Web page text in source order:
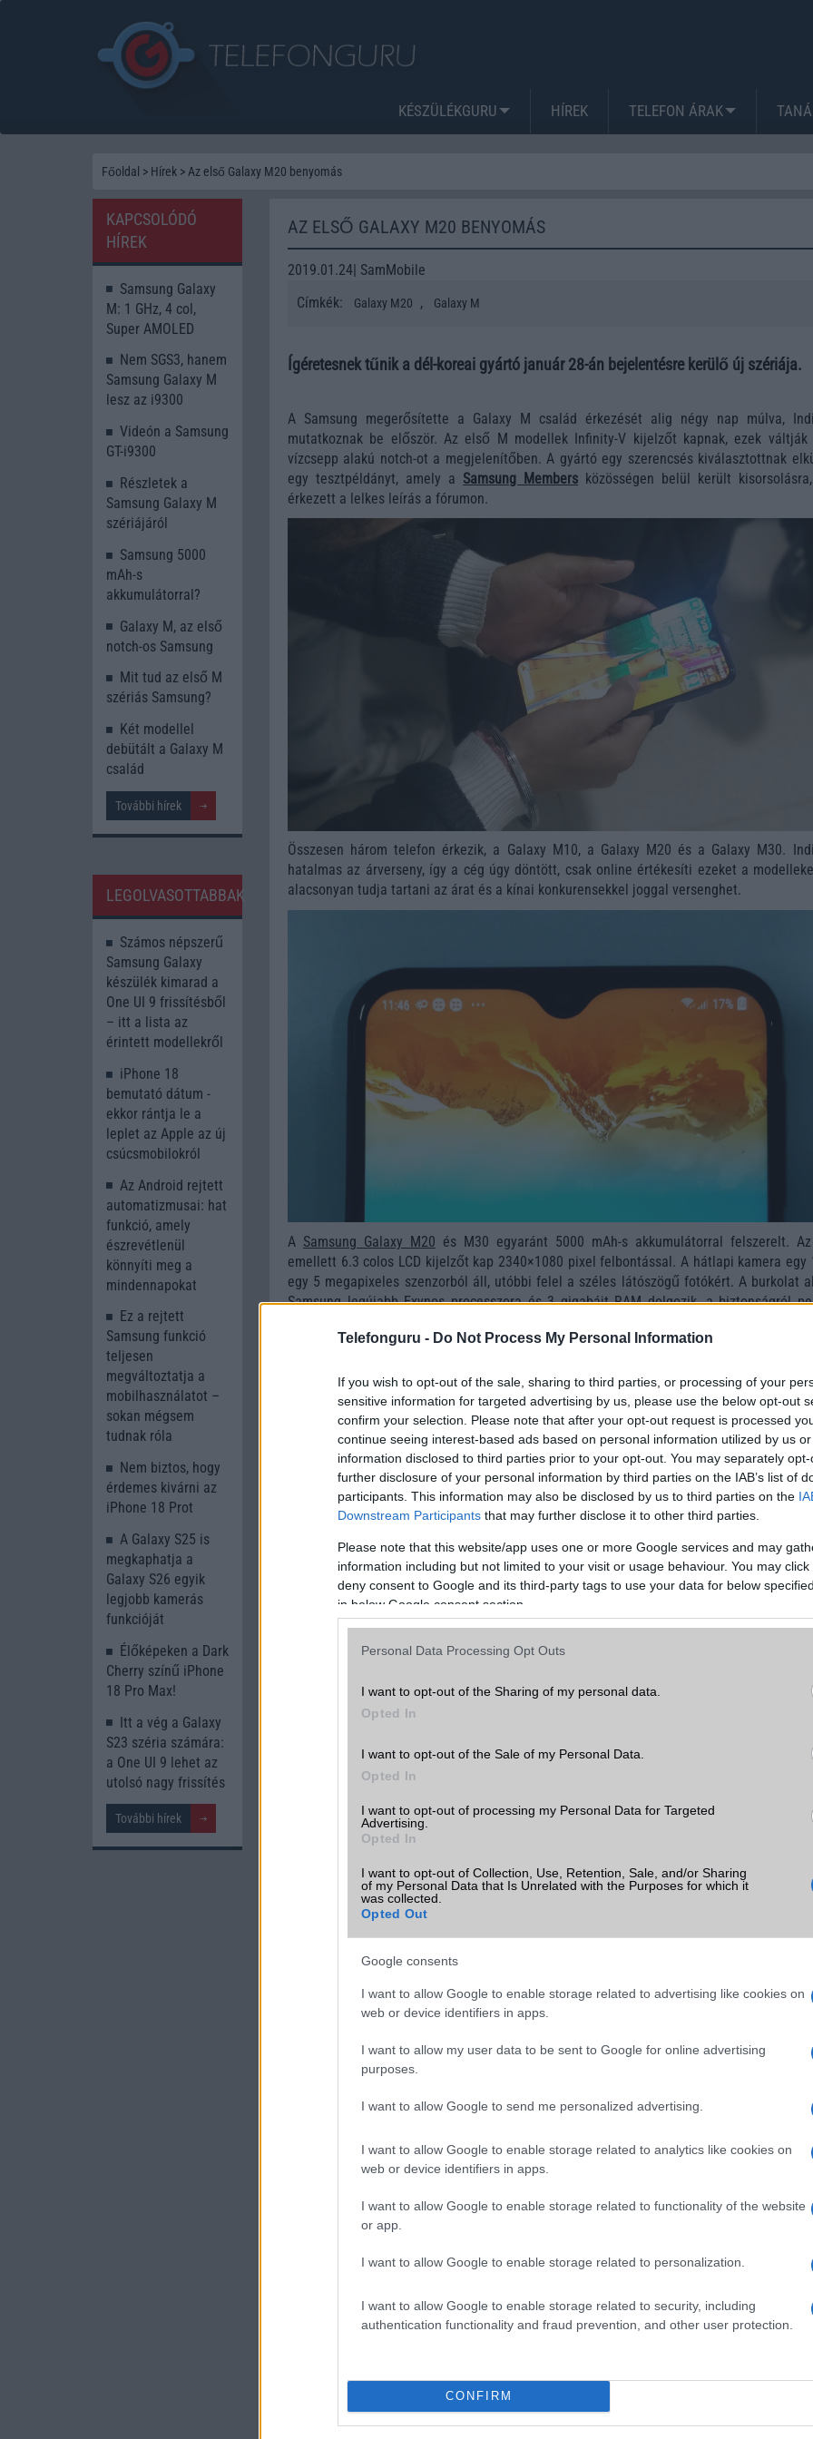
Telefonguru - Do Not Process My Personal Information
If you wish to opt-out of the sale, sharing to third parties, or processing of your
sensitive information for targeted advertising by us, please use the below opt-out
confirm your selection. Please note that after your opt-out request is processed
continue seeing interest-based ads based on personal information utilized by us
information disclosed to third parties prior to your opt-out. You may separately
further disclosure of your personal information by third parties on the IAB’s list of
participants. This information may also be disclosed by us to third parties on the
Downstream Participants that may further disclose it to other third parties.
Please note that this website/app uses one or more Google services and may
information including but not limited to your visit or usage behaviour. You may
deny consent to Google and its third-party tags to use your data for below
in below Google consent section.
Personal Data Processing Opt Outs
I want to opt-out of the Sharing of my personal data.
Opted In
I want to opt-out of the Sale of my Personal Data.
Opted In
I want to opt-out of processing my Personal Data for Targeted
Advertising.
Opted In
I want to opt-out of Collection, Use, Retention, Sale, and/or Sharing
of my Personal Data that Is Unrelated with the Purposes for which it
was collected.
Opted Out
Google consents
I want to allow Google to enable storage related to advertising like cookies on
web or device identifiers in apps.
I want to allow my user data to be sent to Google for online advertising
purposes.
I want to allow Google to send me personalized advertising.
I want to allow Google to enable storage related to analytics like cookies on
web or device identifiers in apps.
I want to allow Google to enable storage related to functionality of the website
or app.
I want to allow Google to enable storage related to personalization.
I want to allow Google to enable storage related to security, including
authentication functionality and fraud prevention, and other user protection.
CONFIRM
KÉSZÜLÉKGURU HÍREK TELEFON ÁRAK
Főoldal > Hírek > Az első Galaxy M20 benyomás
AZ ELSŐ GALAXY M20 BENYOMÁS
2019.01.24| SamMobile
Címkék:
Galaxy M20 , Galaxy M
Ígéretesnek tűnik a dél-koreai gyártó január 28-án bejelentésre kerülő új szériája.
A Samsung megerősítette a Galaxy M család érkezését alig négy nap múlva,
mutatkoznak be először. Az első M modellek Infinity-V kijelzőt kapnak, ezek
vízcsepp alakú notch-ot a megjelenítőben. A gyártó egy szerencsés kiválasztottnak
egy tesztpéldányt, amely a Samsung Members közösségen belül került
érkezett a lelkes leírás a fórumon.
Összesen három telefon érkezik, a Galaxy M10, a Galaxy M20 és a Galaxy M30.
hatalmas az árverseny, így a cég úgy döntött, csak online értékesíti ezeket a
alacsonyan tudja tartani az árat és a kínai konkurensekkel joggal versenghet.
A Samsung Galaxy M20 és M30 egyaránt 5000 mAh-s akkumulátorral felszerelt.
emellett 6.3 colos LCD kijelzőt kap 2340×1080 pixel felbontással. A hátlapi kamera egy
egy 5 megapixeles szenzorból áll, utóbbi felel a széles látószögű fotókért. A burkolat
Samsung legújabb Exynos processzora és 3 gigabájt RAM dolgozik, a biztonságról
A cikkhez kapcsolódó linkek:
SamMobile
Új és Használt GSM kiemelt ajánlatok
Samsung Galaxy S26 Samsung Galaxy S25 Samsung Galaxy S25
KAPCSOLÓDÓ
HÍREK
Samsung Galaxy
M: 1 GHz, 4 col,
Super AMOLED
Nem SGS3, hanem
Samsung Galaxy M
lesz az i9300
Videón a Samsung
GT-i9300
Részletek a
Samsung Galaxy M
szériájáról
Samsung 5000
mAh-s
akkumulátorral?
Galaxy M, az első
notch-os Samsung
Mit tud az első M
szériás Samsung?
Két modellel
debütált a Galaxy M
család
További hírek
LEGOLVASOTTABBAK
Számos népszerű
Samsung Galaxy
készülék kimarad a
One UI 9 frissítésből
– itt a lista az
érintett modellekről
iPhone 18
bemutató dátum -
ekkor rántja le a
leplet az Apple az új
csúcsmobilokról
Az Android rejtett
automatizmusai: hat
funkció, amely
észrevétlenül
könnyíti meg a
mindennapokat
Ez a rejtett
Samsung funkció
teljesen
megváltoztatja a
mobilhasználatot –
sokan mégsem
tudnak róla
Nem biztos, hogy
érdemes kivárni az
iPhone 18 Prot
A Galaxy S25 is
megkaphatja a
Galaxy S26 egyik
legjobb kamerás
funkcióját
Élőképeken a Dark
Cherry színű iPhone
18 Pro Max!
Itt a vég a Galaxy
S23 széria számára:
a One UI 9 lehet az
utolsó nagy frissítés
További hírek